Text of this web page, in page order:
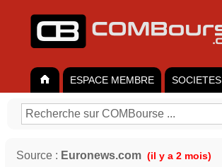
ESPACE MEMBRE SOCIETES
Source : Euronews.com (il y a 2 mois)